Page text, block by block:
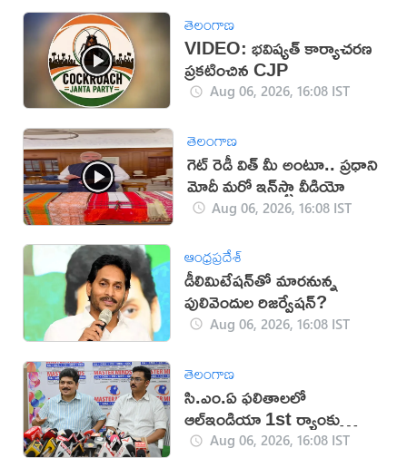
తెలంగాణ
VIDEO: భవిష్యత్ కార్యాచరణ
ప్రకటించిన CJP
Aug 06, 2026, 16:08 IST
తెలంగాణ
గెట్ రెడీ విత్ మీ అంటూ.. ప్రధాని
మోదీ మరో ఇన్‌స్టా వీడియో
Aug 06, 2026, 16:08 IST
ఆంధ్రప్రదేశ్
డీలిమిటేషన్‌తో మారనున్న
పులివెందుల రిజర్వేషన్?
Aug 06, 2026, 16:08 IST
తెలంగాణ
సి.ఎం.ఏ ఫలితాలలో
ఆల్ఇండియా 1st ర్యాంకు
సాధించిన మాస్టర్‌మైండ్స్
Aug 06, 2026, 16:08 IST